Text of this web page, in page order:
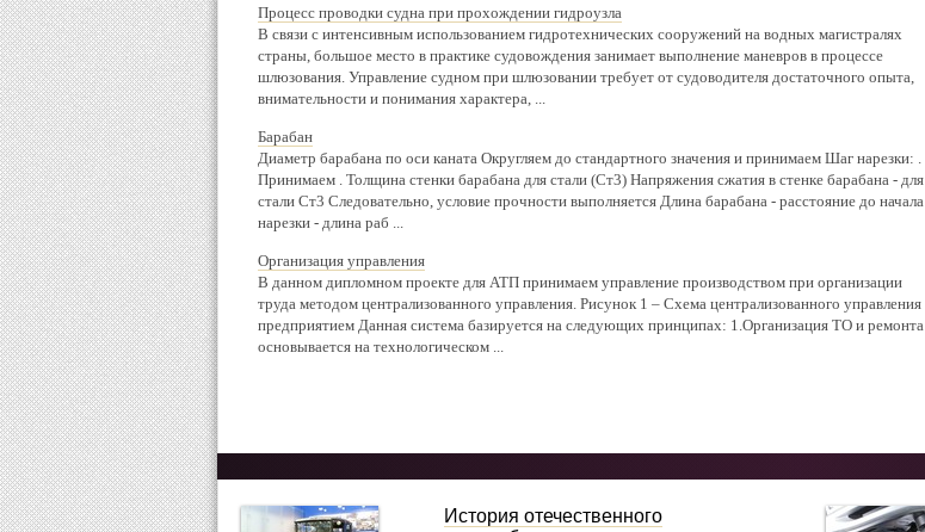
Процесс проводки судна при прохождении гидроузла
В связи с интенсивным использованием гидротехнических сооружений на водных магистралях
страны, большое место в практике судовождения занимает выполнение маневров в процессе
шлюзования. Управление судном при шлюзовании требует от судоводителя достаточного опыта,
внимательности и понимания характера, ...
Барабан
Диаметр барабана по оси каната Округляем до стандартного значения и принимаем Шаг нарезки: .
Принимаем . Толщина стенки барабана для стали (Ст3) Напряжения сжатия в стенке барабана - для
стали Ст3 Следовательно, условие прочности выполняется Длина барабана - расстояние до начала
нарезки - длина раб ...
Организация управления
В данном дипломном проекте для АТП принимаем управление производством при организации
труда методом централизованного управления. Рисунок 1 – Схема централизованного управления
предприятием Данная система базируется на следующих принципах: 1.Организация ТО и ремонта
основывается на технологическом ...
История отечественного